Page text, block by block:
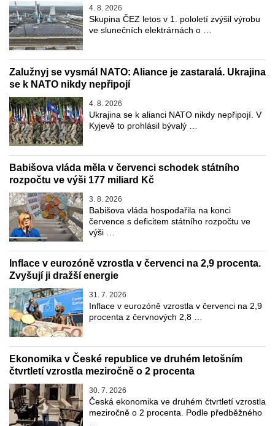
4. 8. 2026
Skupina ČEZ letos v 1. pololetí zvýšil výrobu
ve slunečních elektrárnách o …
Zalužnyj se vysmál NATO: Aliance je zastaralá. Ukrajina
se k NATO nikdy nepřipojí
4. 8. 2026
Ukrajina se k alianci NATO nikdy nepřipojí. V
Kyjevě to prohlásil bývalý …
Babišova vláda měla v červenci schodek státního
rozpočtu ve výši 177 miliard Kč
3. 8. 2026
Babišova vláda hospodařila na konci
července s deficitem státního rozpočtu ve
výši …
Inflace v eurozóně vzrostla v červenci na 2,9 procenta.
Zvyšují ji dražší energie
31. 7. 2026
Inflace v eurozóně vzrostla v červenci na 2,9
procenta z červnových 2,8 …
Ekonomika v České republice ve druhém letošním
čtvrtletí vzrostla meziročně o 2 procenta
30. 7. 2026
Česká ekonomika ve druhém čtvrtletí vzrostla
meziročně o 2 procenta. Podle předběžného